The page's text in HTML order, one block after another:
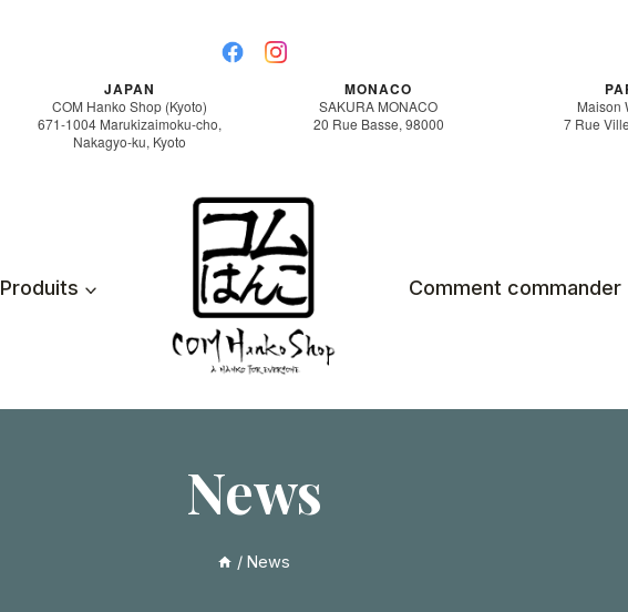
JAPAN
COM Hanko Shop (Kyoto)
671-1004 Marukizaimoku-cho,
Nakagyo-ku, Kyoto
MONACO
SAKURA MONACO
20 Rue Basse, 98000
Maison
7 Rue
Produits Comment commander
News
/ News